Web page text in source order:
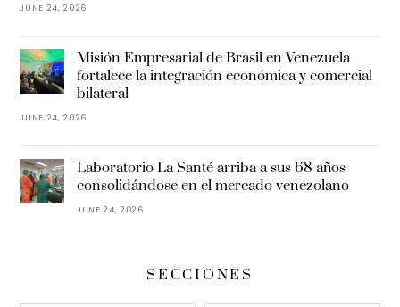
JUNE 24, 2026
Misión Empresarial de Brasil en Venezuela
fortalece la integración económica y comercial
bilateral
JUNE 24, 2026
Laboratorio La Santé arriba a sus 68 años
consolidándose en el mercado venezolano
JUNE 24, 2026
SECCIONES